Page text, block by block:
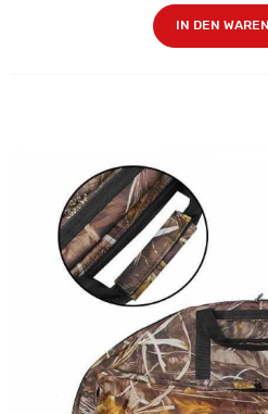
IN DEN